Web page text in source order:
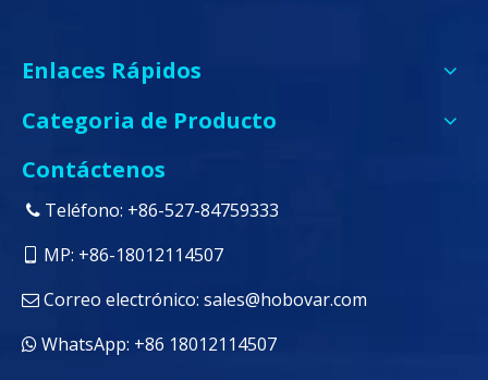
Enlaces Rápidos
Categoria de Producto
Contáctenos
 Teléfono: +86-527-84759333
MP: +86-18012114507
 Correo electrónico: sales@hobovar.com
 WhatsApp: +86 18012114507